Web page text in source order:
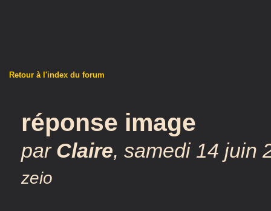
Retour à l'index du forum
réponse image
par Claire, samedi 14 juin
zeio